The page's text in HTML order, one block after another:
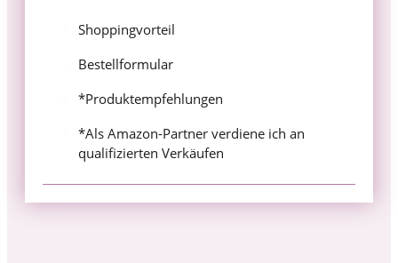
Shoppingvorteil
Bestellformular
*Produktempfehlungen
*Als Amazon-Partner verdiene ich an
qualifizierten Verkäufen